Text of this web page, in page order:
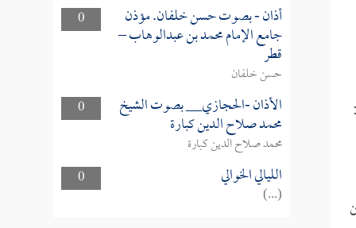
0
أذان - بصوت حسن خلفان. مؤذن
جامع الإمام محمد بن عبدالوهاب –
قطر
حسن خلفان
0
الأذان -الحجازي__ بصوت الشيخ
محمد صلاح الدين كبارة
محمد صلاح الدين كبارة
0
الليالي الخوالي
(...)